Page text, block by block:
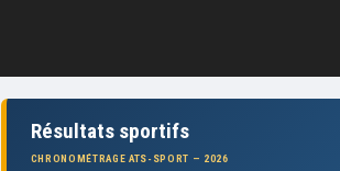
Résultats sportifs
CHRONOMÉTRAGE ATS-SPORT — 2026